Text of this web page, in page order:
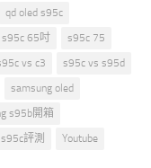
qd oled s95c
s95c 65吋
s95c 75
vs c3
s95c vs s95d
samsung oled
s95b開箱
評測
Youtube